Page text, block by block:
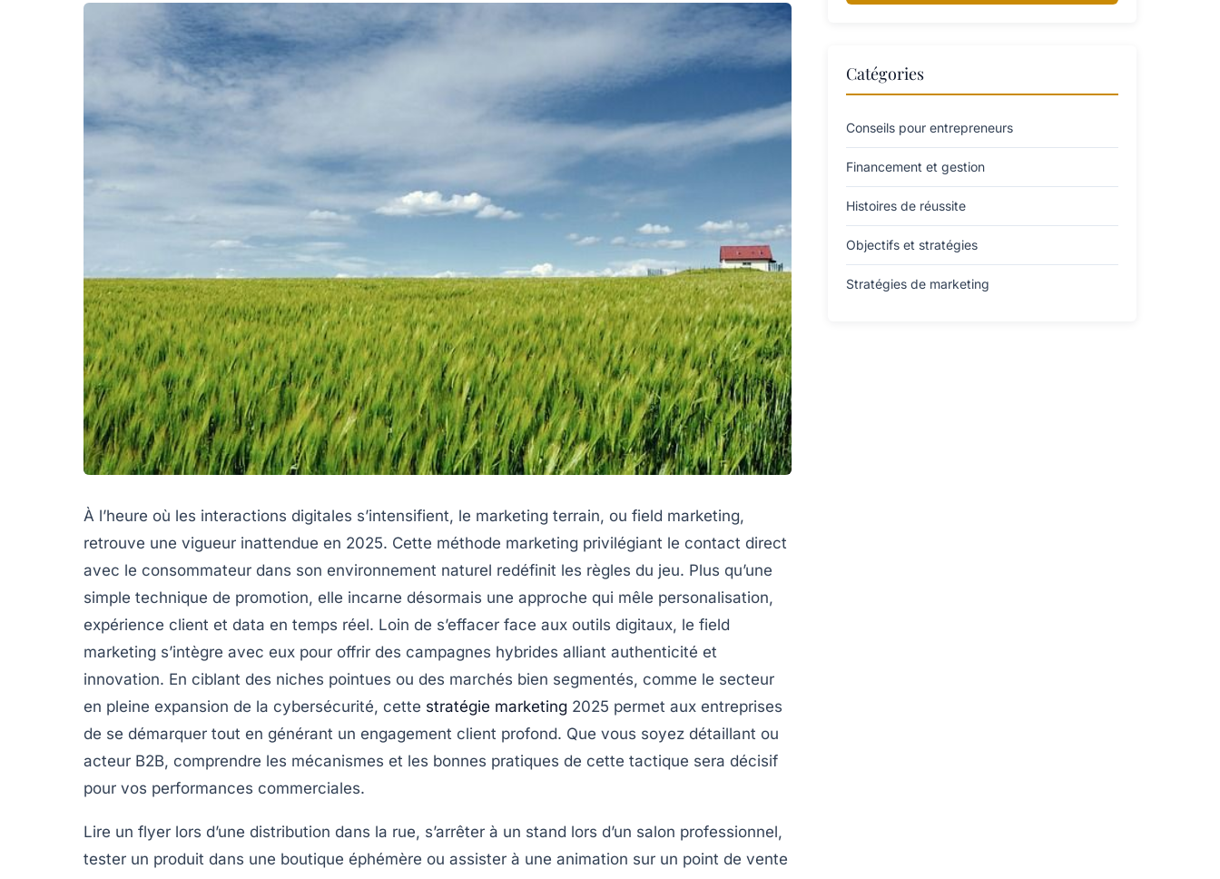
À l’heure où les interactions digitales s’intensifient, le marketing terrain, ou field marketing,
retrouve une vigueur inattendue en 2025. Cette méthode marketing privilégiant le contact direct
avec le consommateur dans son environnement naturel redéfinit les règles du jeu. Plus qu’une
simple technique de promotion, elle incarne désormais une approche qui mêle personalisation,
expérience client et data en temps réel. Loin de s’effacer face aux outils digitaux, le field
marketing s’intègre avec eux pour offrir des campagnes hybrides alliant authenticité et
innovation. En ciblant des niches pointues ou des marchés bien segmentés, comme le secteur
en pleine expansion de la cybersécurité, cette stratégie marketing 2025 permet aux entreprises
de se démarquer tout en générant un engagement client profond. Que vous soyez détaillant ou
acteur B2B, comprendre les mécanismes et les bonnes pratiques de cette tactique sera décisif
pour vos performances commerciales.
Lire un flyer lors d’une distribution dans la rue, s’arrêter à un stand lors d’un salon professionnel,
tester un produit dans une boutique éphémère ou assister à une animation sur un point de vente
Catégories
Conseils pour entrepreneurs
Financement et gestion
Histoires de réussite
Objectifs et stratégies
Stratégies de marketing